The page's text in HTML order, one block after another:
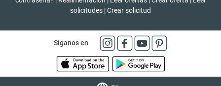
solicitudes |Crear solicitud
Síganos en